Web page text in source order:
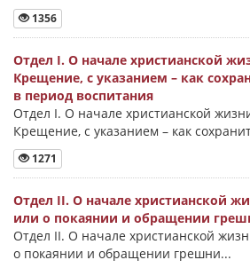
1356
Отдел I. О начале христианской
Крещение, с указанием – как
в период воспитания
Отдел I. О начале христианской
Крещение, с указанием – как
1271
Отдел II. О начале христианской
или о покаянии и обращении
Отдел II. О начале христианской
о покаянии и обращении грешни...